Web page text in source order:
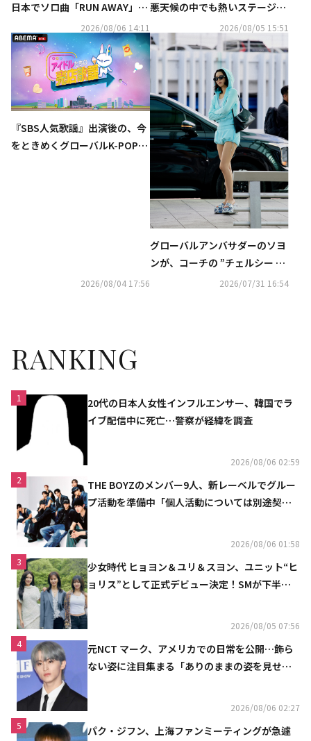
日本でソロ曲「RUN AWAY」を
8月10日にリリース2026/08/06 14:11
悪天候の中でも熱いステージで
魅了！初公開の新曲パフォーマ
ンスも
2026/08/05 15:51
『SBS人気歌謡』出演後の、今
をときめくグローバルK-POPア
2026/08/04 17:56
グローバルアンバサダーのソヨ
ンが、コーチの ”チェルシー シ
ョルダー バッグ“ を着用2026/07/31 16:54
RANKING
1
20代の日本人女性インフルエンサー、韓国でラ
イブ配信中に死亡…警察が経緯を調査
2026/08/06 02:59
2
THE BOYZのメンバー9人、新レーベルでグルー
プ活動を準備中「個人活動については別途契約
2026/08/06 01:58
3
少女時代 ヒョヨン＆ユリ＆スヨン、ユニット“ヒ
ョリス”として正式デビュー決定！SMが下半期
2026/08/05 07:56
4
元NCT マーク、アメリカでの日常を公開…飾ら
ない姿に注目集まる「ありのままの姿を見せた
2026/08/06 02:27
5
パク・ジフン、上海ファンミーティングが急遽